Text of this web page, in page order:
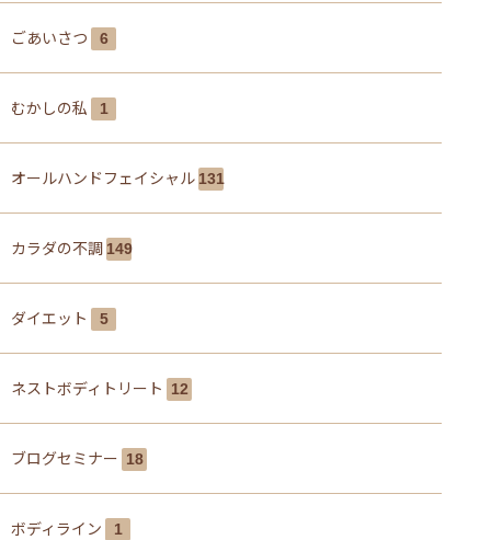
ごあいさつ 6
むかしの私 1
オールハンドフェイシャル 131
カラダの不調 149
ダイエット 5
ネストボディトリート 12
ブログセミナー 18
ボディライン 1